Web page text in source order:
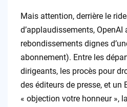
Mais attention, derrière le
d’applaudissements,
rebondissements dignes
abonnement). Entre les
dirigeants, les procès pour
des éditeurs de presse, et un
« objection votre honneur »,